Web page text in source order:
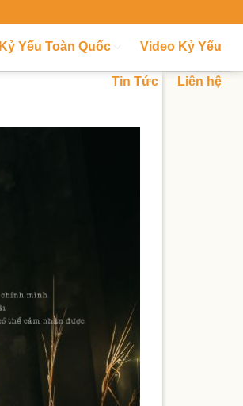
Kỷ Yếu Toàn Quốc Video Kỷ Yếu
Tin Tức Liên hệ